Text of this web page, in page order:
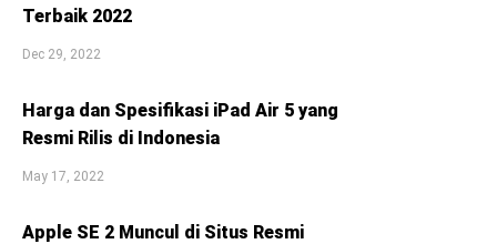
Terbaik 2022
Dec 29, 2022
Harga dan Spesifikasi iPad Air 5 yang
Resmi Rilis di Indonesia
May 17, 2022
Apple SE 2 Muncul di Situs Resmi